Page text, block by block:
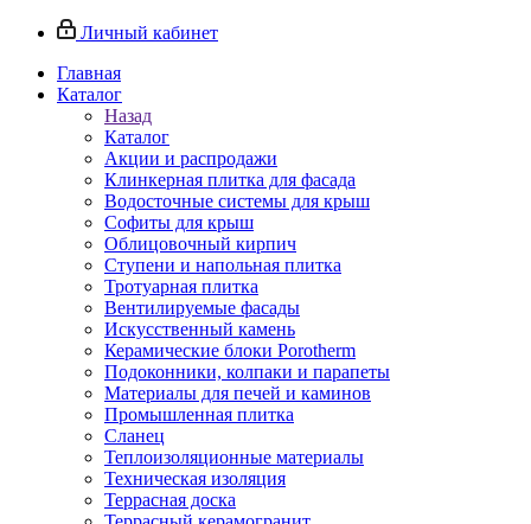
Личный кабинет
Главная
Каталог
Назад
Каталог
Акции и распродажи
Клинкерная плитка для фасада
Водосточные системы для крыш
Софиты для крыш
Облицовочный кирпич
Ступени и напольная плитка
Тротуарная плитка
Вентилируемые фасады
Искусственный камень
Керамические блоки Porotherm
Подоконники, колпаки и парапеты
Материалы для печей и каминов
Промышленная плитка
Сланец
Теплоизоляционные материалы
Техническая изоляция
Террасная доска